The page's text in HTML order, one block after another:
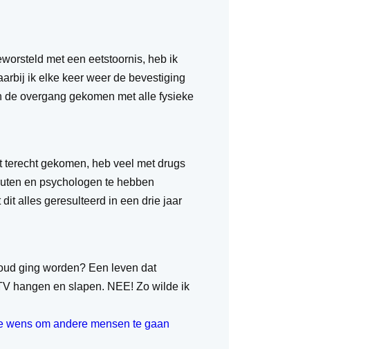
met een eetstoornis, heb ik
ik elke keer weer de bevestiging
overgang gekomen met alle fysieke
gekomen, heb veel met drugs
en psychologen te hebben
alles geresulteerd in een drie jaar
ging worden? Een leven dat
hangen en slapen. NEE! Zo wilde ik
wens om andere mensen te gaan